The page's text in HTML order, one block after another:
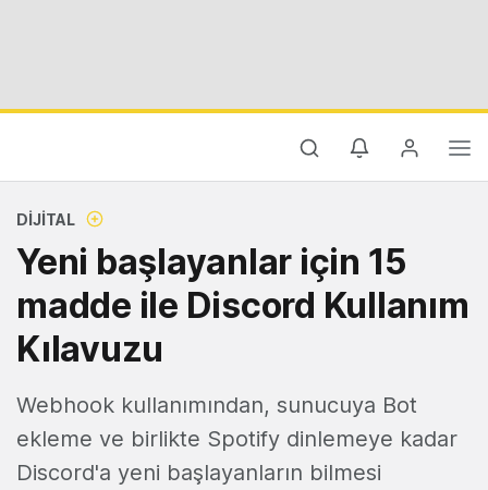
DIJITAL
Yeni başlayanlar için 15
madde ile Discord Kullanım
Kılavuzu
Webhook kullanımından, sunucuya Bot
ekleme ve birlikte Spotify dinlemeye kadar
Discord'a yeni başlayanların bilmesi